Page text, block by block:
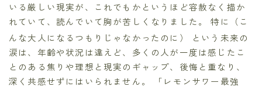
いる厳しい現実が、これでもかというほど容赦なく描か
れていて、読んでいて胸が苦しくなりました。 特に（こ
んな大人になるつもりじゃなかったのに）
という未来の
涙は、年齢や状況は違えど、多くの人が一度は感じたこ
とのある焦りや理想と現実のギャップ、後悔と重なり、
深く共感せずにはいられません。 「レモンサワー最強